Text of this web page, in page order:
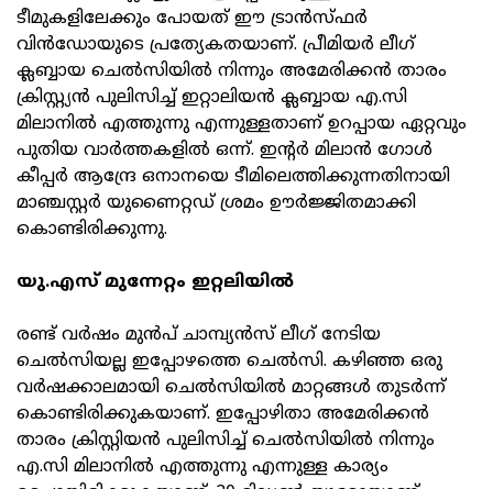
ടീമുകളിലേക്കും പോയത് ഈ ട്രാൻസ്ഫർ
വിൻഡോയുടെ പ്രത്യേകതയാണ്. പ്രീമിയർ ലീഗ്
ക്ലബ്ബായ ചെൽസിയിൽ നിന്നും അമേരിക്കൻ താരം
ക്രിസ്റ്റ്യൻ പുലിസിച്ച് ഇറ്റാലിയൻ ക്ലബ്ബായ എ.സി
മിലാനിൽ എത്തുന്നു എന്നുള്ളതാണ് ഉറപ്പായ ഏറ്റവും
പുതിയ വാർത്തകളിൽ ഒന്ന്. ഇന്റർ മിലാൻ ഗോൾ
കീപ്പർ ആന്ദ്രേ ഒനാനയെ ടീമിലെത്തിക്കുന്നതിനായി
മാഞ്ചസ്റ്റർ യുണൈറ്റഡ് ശ്രമം ഊർജ്ജിതമാക്കി
കൊണ്ടിരിക്കുന്നു.
യു.എസ് മുന്നേറ്റം ഇറ്റലിയിൽ
രണ്ട് വർഷം മുൻപ് ചാമ്പ്യൻസ് ലീഗ് നേടിയ
ചെൽസിയല്ല ഇപ്പോഴത്തെ ചെൽസി. കഴിഞ്ഞ ഒരു
വർഷക്കാലമായി ചെൽസിയിൽ മാറ്റങ്ങൾ തുടർന്ന്
കൊണ്ടിരിക്കുകയാണ്. ഇപ്പോഴിതാ അമേരിക്കൻ
താരം ക്രിസ്റ്റിയൻ പുലിസിച്ച് ചെൽസിയിൽ നിന്നും
എ.സി മിലാനിൽ എത്തുന്നു എന്നുള്ള കാര്യം